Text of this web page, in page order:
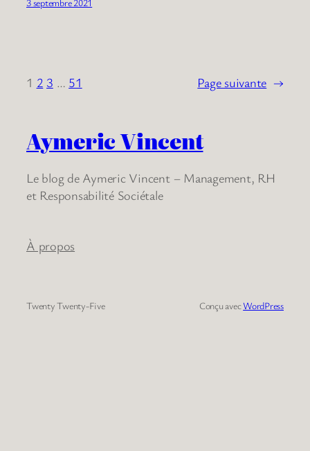
1 2 3 … 51 Page suivante →
Aymeric Vincent
Le blog de Aymeric Vincent – Management, RH
et Responsabilité Sociétale
À propos
Twenty Twenty-Five Conçu avecWordPress